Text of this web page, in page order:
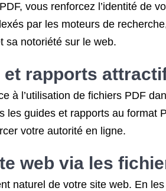
vous renforcez l’identité de
par les moteurs de
sa notoriété sur le web.
et rapports
à l’utilisation de fichiers PDF
guides et rapports au format
votre autorité en ligne.
web via les
naturel de votre site web. En